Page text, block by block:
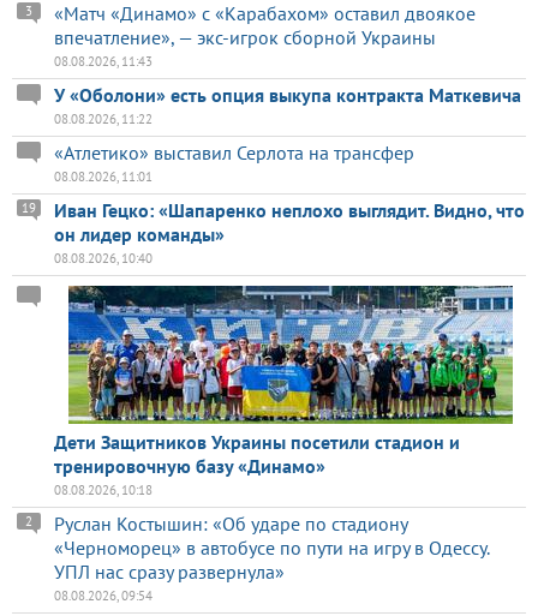
«Матч «Динамо» с «Карабахом» оставил двоякое
впечатление», — экс-игрок сборной Украины
3
08.08.2026, 11:43
У «Оболони» есть опция выкупа контракта Маткевича
08.08.2026, 11:22
«Атлетико» выставил Серлота на трансфер
08.08.2026, 11:01
Иван Гецко: «Шапаренко неплохо выглядит. Видно, что
он лидер команды»
19
08.08.2026, 10:40
Дети Защитников Украины посетили стадион и
тренировочную базу «Динамо»
08.08.2026, 10:18
Руслан Костышин: «Об ударе по стадиону
«Черноморец» в автобусе по пути на игру в Одессу.
УПЛ нас сразу развернула»
2
08.08.2026, 09:54